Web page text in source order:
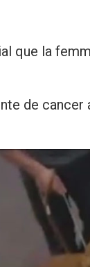
que la
de cаncer